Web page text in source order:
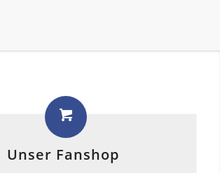
Unser Fanshop